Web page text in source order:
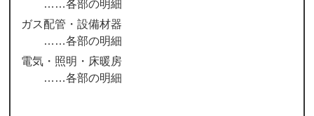
各部の明細
ガス配管・設備材器
各部の明細
電気・照明・床暖房
各部の明細